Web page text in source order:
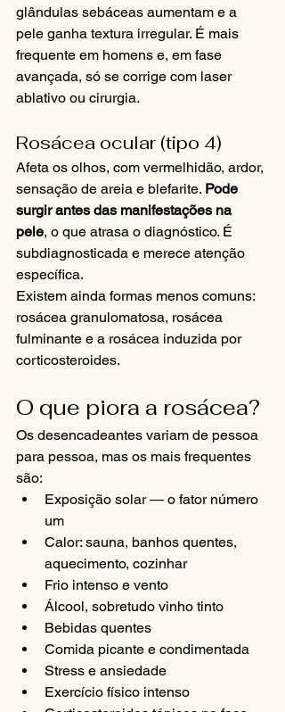
glândulas sebáceas aumentam e a
pele ganha textura irregular. É mais
frequente em homens e, em fase
avançada, só se corrige com laser
ablativo ou cirurgia.
Rosácea ocular (tipo 4)
Afeta os olhos, com vermelhidão, ardor,
sensação de areia e blefarite. Pode
surgir antes das manifestações na
pele, o que atrasa o diagnóstico. É
subdiagnosticada e merece atenção
específica.
Existem ainda formas menos comuns:
rosácea granulomatosa, rosácea
fulminante e a rosácea induzida por
corticosteroides.
O que piora a rosácea?
Os desencadeantes variam de pessoa
para pessoa, mas os mais frequentes
são:
Exposição solar — o fator número
um
Calor: sauna, banhos quentes,
aquecimento, cozinhar
Frio intenso e vento
Álcool, sobretudo vinho tinto
Bebidas quentes
Comida picante e condimentada
Stress e ansiedade
Exercício físico intenso